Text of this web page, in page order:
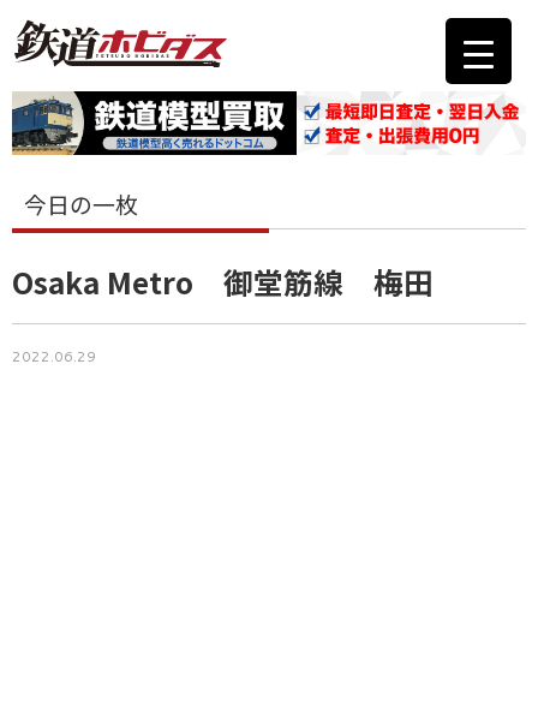
今日の一枚
Osaka Metro 御堂筋線 梅田
2022.06.29